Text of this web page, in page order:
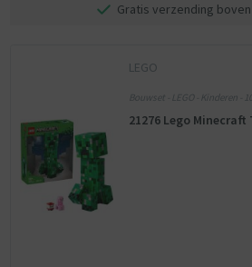
Gratis verzending
LEGO
Bouwset - LEGO - Kinderen -
21276 Lego Minecraft